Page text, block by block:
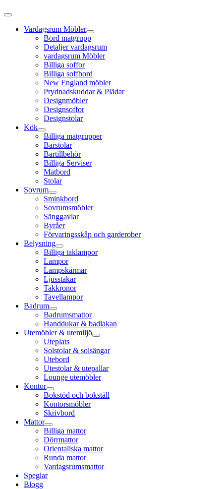
Vardagsrum Möbler
Bord matgrupp
Detaljer vardagsrum
vardagsrum Möbler
Billiga soffor
Billiga soffbord
New England möbler
Prydnadskuddar & Plädar
Designmöbler
Designsoffor
Designstolar
Kök
Billiga matgrupper
Barstolar
Bartillbehör
Billiga Serviser
Matbord
Stolar
Sovrum
Sminkbord
Sovrumsmöbler
Sänggavlar
Byråer
Förvaringsskåp och garderober
Belysning
Billiga taklampor
Lampor
Lampskärmar
Ljusstakar
Takkronor
Tavellampor
Badrum
Badrumsmattor
Handdukar & badlakan
Utemöbler & utemiljö
Uteplats
Solstolar & solsängar
Utebord
Utestolar & utepallar
Lounge utemöbler
Kontor
Bokstöd och bokställ
Kontorsmöbler
Skrivbord
Mattor
Billiga mattor
Dörrmattor
Orientaliska mattor
Runda mattor
Vardagsrumsmattor
Speglar
Blogg